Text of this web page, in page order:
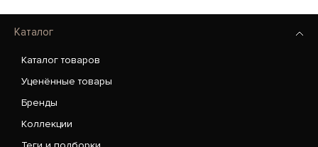
Каталог
Каталог товаров
Уценённые товары
Бренды
Коллекции